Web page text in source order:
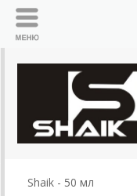
Shaik - 50 мл